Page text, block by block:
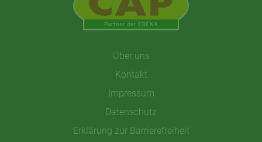
Über uns
Kontakt
Impressum
Datenschutz
Erklärung zur Barrierefreiheit